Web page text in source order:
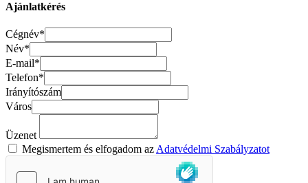
Ajánlatkérés
Cégnév*
Név*
E-mail*
Telefon*
Irányítószám
Város
Üzenet
Megismertem és elfogadom azAdatvédelmi Szabályzatot